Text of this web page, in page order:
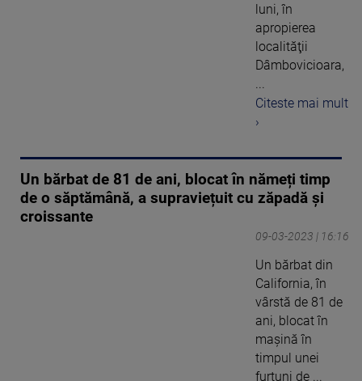
luni, în
apropierea
localităţii
Dâmbovicioara,
Citeste mai mult
›
Un bărbat de 81 de ani, blocat în nămeți timp
de o săptămână, a supraviețuit cu zăpadă și
croissante
09-03-2023 | 16:16
Un bărbat din
California, în
vârstă de 81 de
ani, blocat în
mașină în
timpul unei
furtuni de ...